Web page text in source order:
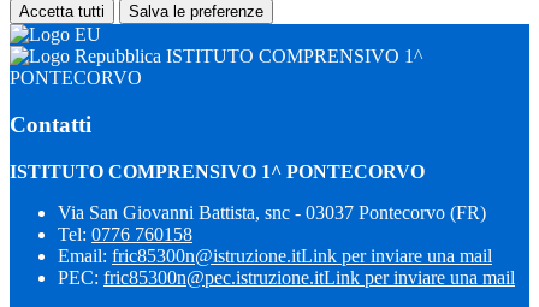
Accetta tutti Salva le preferenze
ISTITUTO COMPRENSIVO 1^
PONTECORVO
Contatti
ISTITUTO COMPRENSIVO 1^ PONTECORVO
Via San Giovanni Battista, snc - 03037 Pontecorvo (FR)
Tel: 0776 760158
Email: fric85300n@istruzione.itLink per inviare una mail
PEC: fric85300n@pec.istruzione.itLink per inviare una mail